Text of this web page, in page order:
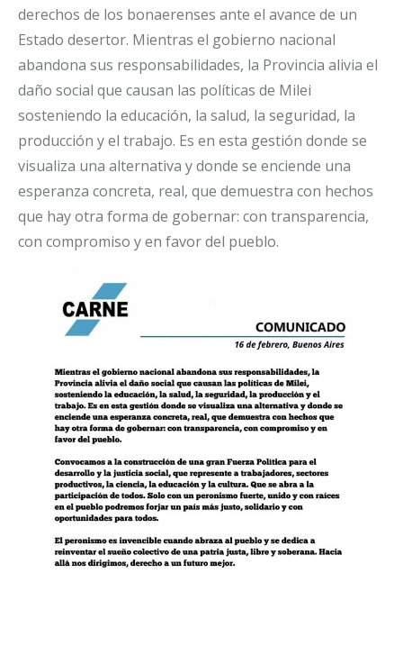
derechos de los bonaerenses ante el avance de un
Estado desertor. Mientras el gobierno nacional
abandona sus responsabilidades, la Provincia alivia el
daño social que causan las políticas de Milei
sosteniendo la educación, la salud, la seguridad, la
producción y el trabajo. Es en esta gestión donde se
visualiza una alternativa y donde se enciende una
esperanza concreta, real, que demuestra con hechos
que hay otra forma de gobernar: con transparencia,
con compromiso y en favor del pueblo.